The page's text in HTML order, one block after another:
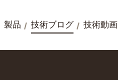
製品 技術ブログ 技術動画